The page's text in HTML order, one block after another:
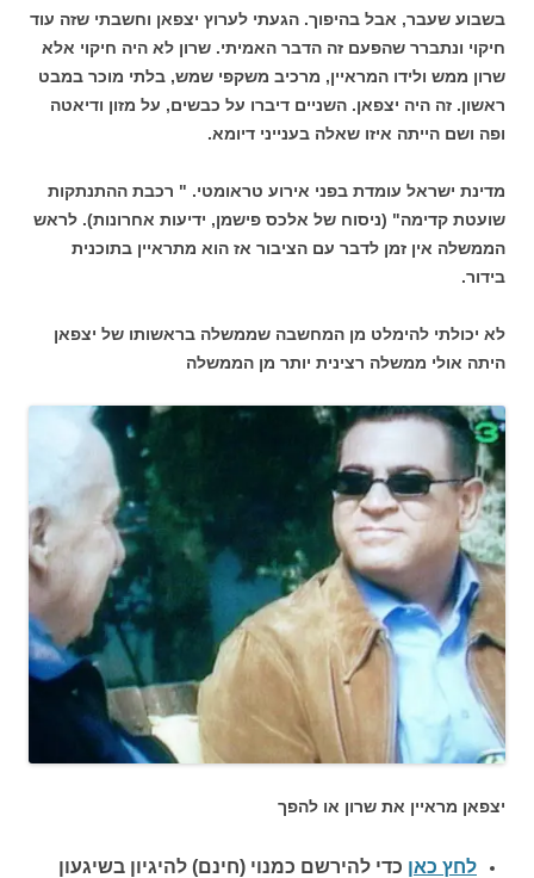
בשבוע שעבר, אבל בהיפוך. הגעתי לערוץ יצפאן וחשבתי שזה עוד
חיקוי ונתברר שהפעם זה הדבר האמיתי. שרון לא היה חיקוי אלא
שרון ממש ולידו המראיין, מרכיב משקפי שמש, בלתי מוכר במבט
ראשון. זה היה יצפאן. השניים דיברו על כבשים, על מזון ודיאטה
ופה ושם הייתה איזו שאלה בענייני דיומא.
מדינת ישראל עומדת בפני אירוע טראומטי. " רכבת ההתנתקות
שועטת קדימה" (ניסוח של אלכס פישמן, ידיעות אחרונות). לראש
הממשלה אין זמן לדבר עם הציבור אז הוא מתראיין בתוכנית
בידור.
לא יכולתי להימלט מן המחשבה שממשלה בראשותו של יצפאן
היתה אולי ממשלה רצינית יותר מן הממשלה
יצפאן מראיין את שרון או להפך
לחץ כאן כדי להירשם כמנוי (חינם) להיגיון בשיגעון